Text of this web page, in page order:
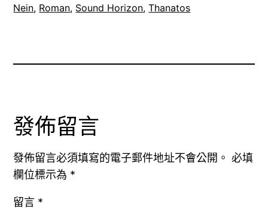
Nein, Roman, Sound Horizon, Thanatos
發佈留言
發佈留言必須填寫的電子郵件地址不會公開。 必填
欄位標示為 *
留言 *